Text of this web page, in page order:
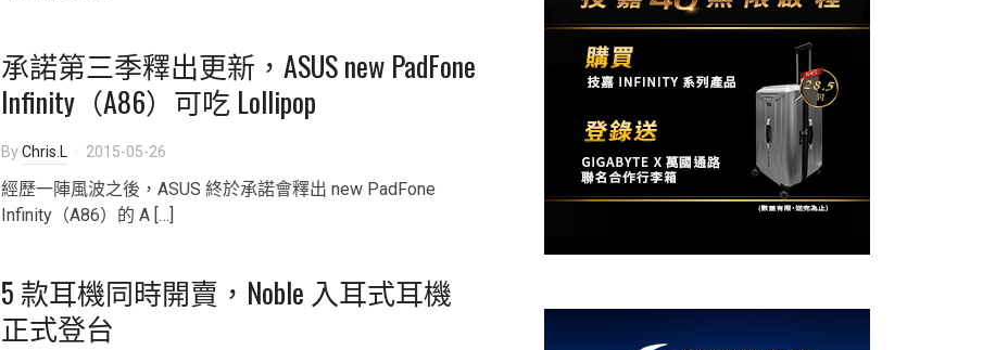
承諾第三季釋出更新，ASUS new PadFone
Infinity（A86）可吃 Lollipop
ByChris.L 2015-05-26
經歷一陣風波之後，ASUS 終於承諾會釋出 new PadFone
Infinity（A86）的 A […]
5 款耳機同時開賣，Noble 入耳式耳機
正式登台